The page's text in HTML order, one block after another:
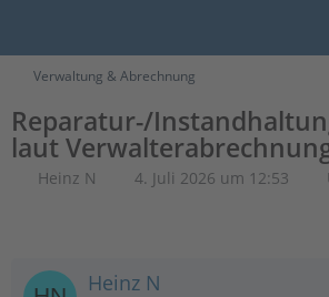
Verwaltung & Abrechnung
Reparatur-/
laut
Heinz N 4. Juli 2026 um 12:53
Heinz N